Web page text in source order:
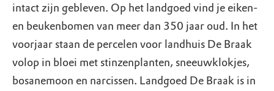
intact zijn gebleven. Op het landgoed vind je eiken-
en beukenbomen van meer dan 350 jaar oud. In het
voorjaar staan de percelen voor landhuis De Braak
volop in bloei met stinzenplanten, sneeuwklokjes,
bosanemoon en narcissen. Landgoed De Braak is in